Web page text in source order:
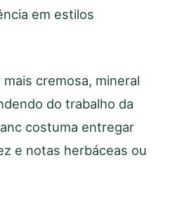
em estilos
cremosa, mineral
do trabalho da
costuma entregar
e notas herbáceas ou